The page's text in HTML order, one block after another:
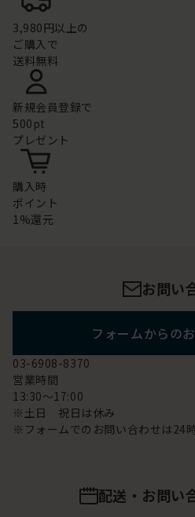
3,980円以上の
ご購入で
送料無料
新規会員登録で
500pt
プレゼント
購入時
ポイント
1%還元
お問い
フォームからの
03-6908-8370
営業時間
13:30～17:00
※土日 祝日は休み
※フォームでのお問い合わせは24
配送・お問い